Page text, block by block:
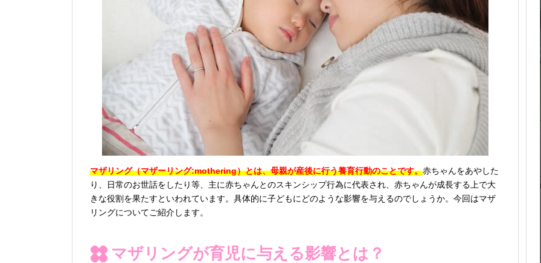
マザリング（マザーリング:mothering）とは、母親が産後に行う養育行動のことです。赤ちゃんをあやした
り、日常のお世話をしたり等、主に赤ちゃんとのスキンシップ行為に代表され、赤ちゃんが成長する上で大
きな役割を果たすといわれています。具体的に子どもにどのような影響を与えるのでしょうか。今回はマザ
リングについてご紹介します。
マザリングが育児に与える影響とは？